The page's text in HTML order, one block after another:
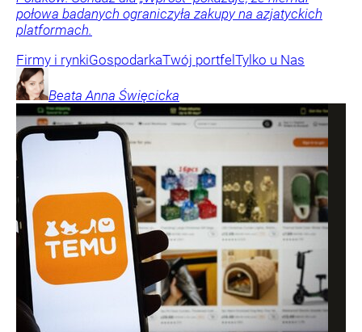
połowa badanych ograniczyła zakupy na azjatyckich
platformach.
Firmy i rynkiGospodarkaTwój portfel Tylko u Nas
Beata Anna Święcicka